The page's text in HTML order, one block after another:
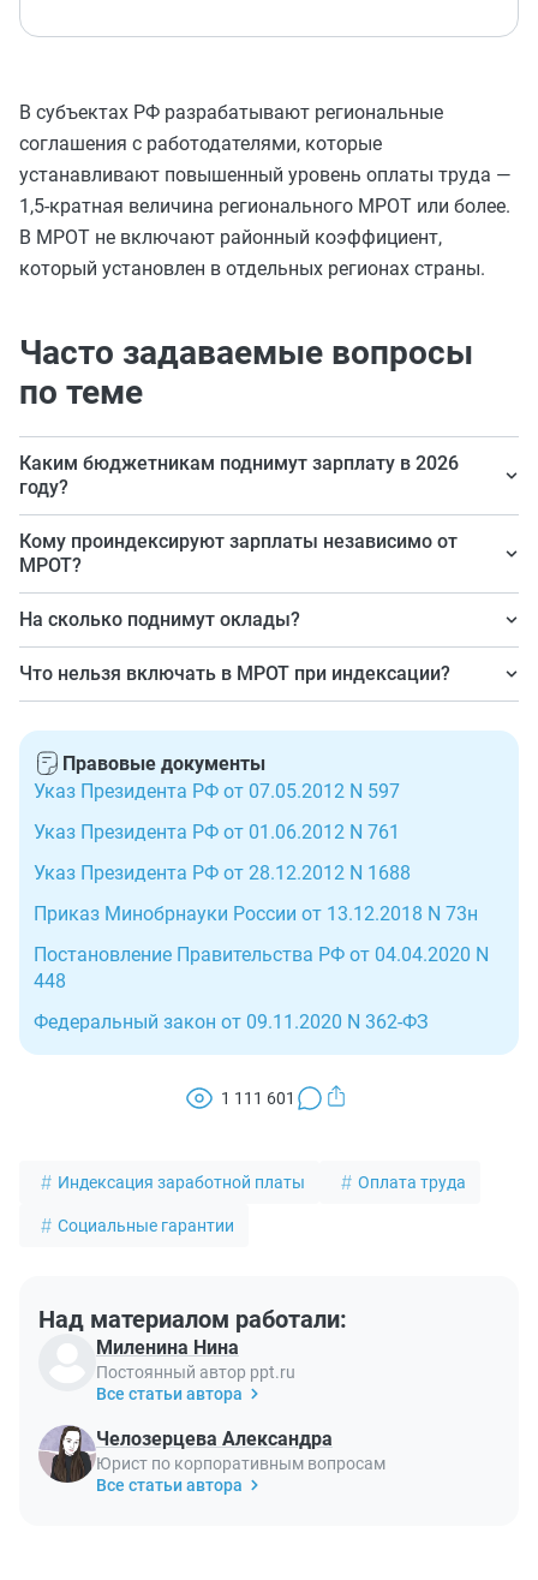
В субъектах РФ разрабатывают региональные
соглашения с работодателями, которые
устанавливают повышенный уровень оплаты труда —
1,5-кратная величина регионального МРОТ или более.
В МРОТ не включают районный коэффициент,
который установлен в отдельных регионах страны.
Часто задаваемые вопросы
по теме
Каким бюджетникам поднимут зарплату в 2026
году?
Всем бюджетникам ввиду повышения МРОТ.
Кому проиндексируют зарплаты независимо от
МРОТ?
Работникам социальной сферы.
На сколько поднимут оклады?
На 7,6 %.
Что нельзя включать в МРОТ при индексации?
Правовые документы
Указ Президента РФ от 07.05.2012 N 597
Указ Президента РФ от 01.06.2012 N 761
Указ Президента РФ от 28.12.2012 N 1688
Приказ Минобрнауки России от 13.12.2018 N 73н
Постановление Правительства РФ от 04.04.2020 N
448
Федеральный закон от 09.11.2020 N 362-ФЗ
1 111 601
Индексация заработной платы Оплата труда
Социальные гарантии
Над материалом работали:
Миленина Нина
Постоянный автор ppt.ru
Все статьи автора
Челозерцева Александра
Юрист по корпоративным вопросам
Все статьи автора